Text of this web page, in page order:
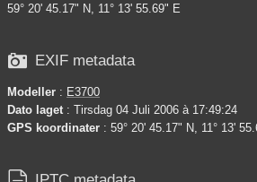
59° 20' 45.17" N, 11° 13' 55.69" E
 EXIF metadata
Modeller : E3700
Dato laget : Tirsdag 04 Juli 2006 à 17:49:24
GPS koordinater : 59° 20' 45.17" N, 11° 13'